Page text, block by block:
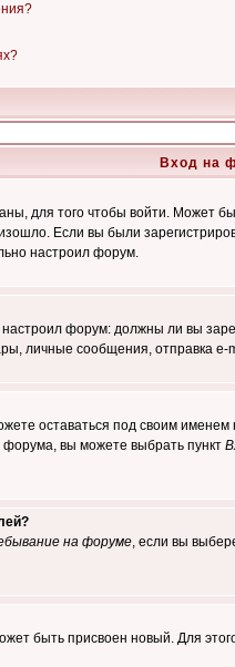
Вход на
для того чтобы войти. Может
Если вы были
настроил форум.
настроил форум: должны ли вы
сообщения, отправка e-
оставаться под своим именем
форума, вы можете выбрать пункт
на форуме, если вы
быть присвоен новый. Для